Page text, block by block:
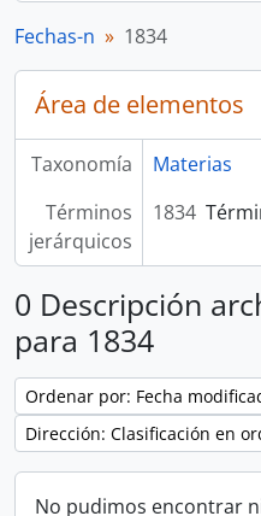
Fechas-n 1834
Área de elementos
Taxonomía
Materias
Términos
jerárquicos
1834
0 Descripción
para 1834
Ordenar por: Fecha
Dirección: Clasificación en
No pudimos encontrar